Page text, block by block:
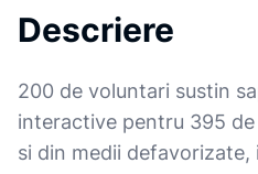
Descriere
200 de voluntari sustin
interactive pentru 395
si din medii